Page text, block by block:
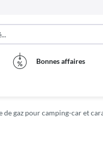
Bonnes affaires
de gaz pour camping-car et